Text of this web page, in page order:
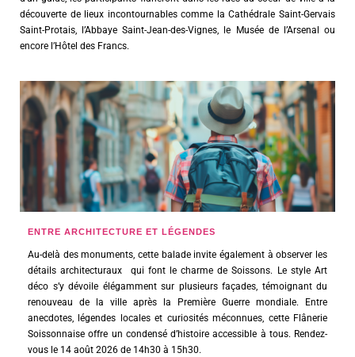
découverte de lieux incontournables comme la Cathédrale Saint-Gervais
Saint-Protais, l’Abbaye Saint-Jean-des-Vignes, le Musée de l’Arsenal ou
encore l’Hôtel des Francs.
ENTRE ARCHITECTURE ET LÉGENDES
Au-delà des monuments, cette balade invite également à observer les
détails architecturaux qui font le charme de Soissons. Le style Art
déco s’y dévoile élégamment sur plusieurs façades, témoignant du
renouveau de la ville après la Première Guerre mondiale. Entre
anecdotes, légendes locales et curiosités méconnues, cette Flânerie
Soissonnaise offre un condensé d’histoire accessible à tous. Rendez-
vous le 14 août 2026 de 14h30 à 15h30.